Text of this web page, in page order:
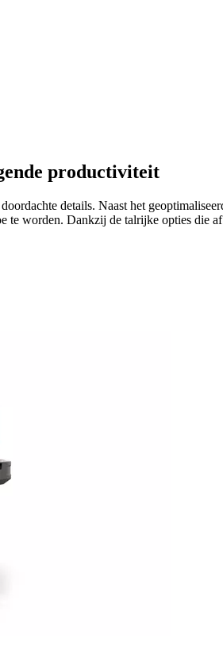
productiviteit
details. Naast het
worden. Dankzij de talrijke opties die